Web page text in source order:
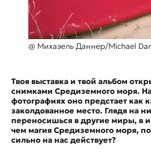
@ Михаэель Даннер/Michael
Твоя выставка и твой альбом
снимками Средиземного моря.
фотографиях оно предстает как
заколдованное место. Глядя на
переносишься в другие миры, в
чем магия Средиземного моря,
сильно на нас действует?